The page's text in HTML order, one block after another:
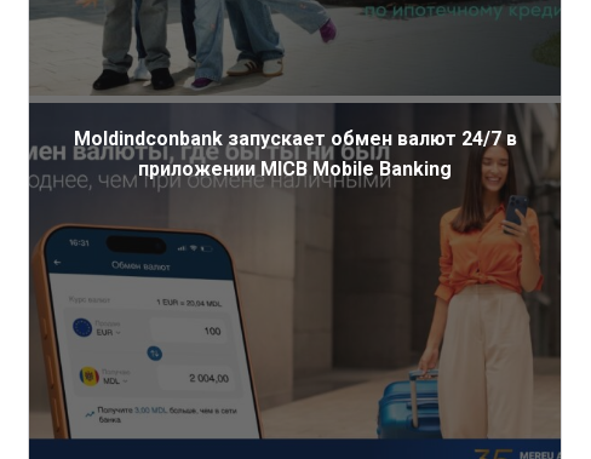
Moldindconbank запускает обмен валют 24/7 в
приложении MICB Mobile Banking